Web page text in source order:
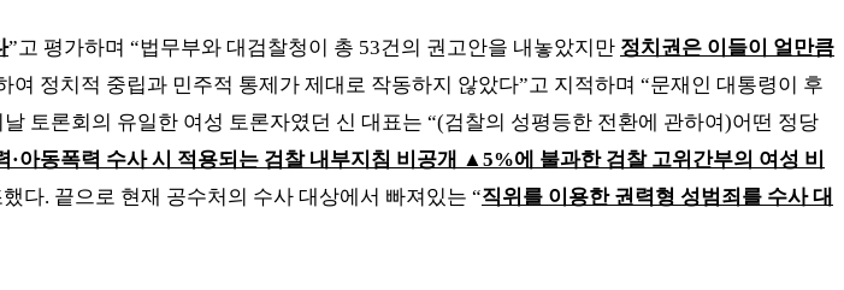
”고 평가하며 “법무부와 대검찰청이 총 53건의 권고안을 내놓았지만 정치권은 이들이 얼만큼
여 정치적 중립과 민주적 통제가 제대로 작동하지 않았다”고 지적하며 “문재인 대통령이 후
날 토론회의 유일한 여성 토론자였던 신 대표는 “(검찰의 성평등한 전환에 관하여)어떤 정당
·아동폭력 수사 시 적용되는 검찰 내부지침 비공개 ▲5%에 불과한 검찰 고위간부의 여성 비
했다. 끝으로 현재 공수처의 수사 대상에서 빠져있는 “직위를 이용한 권력형 성범죄를 수사 대